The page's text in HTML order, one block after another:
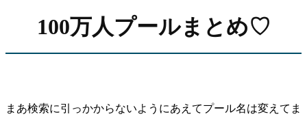
100万人プールまとめ♡
まあ検索に引っかからないようにあえてプール名は変えてま